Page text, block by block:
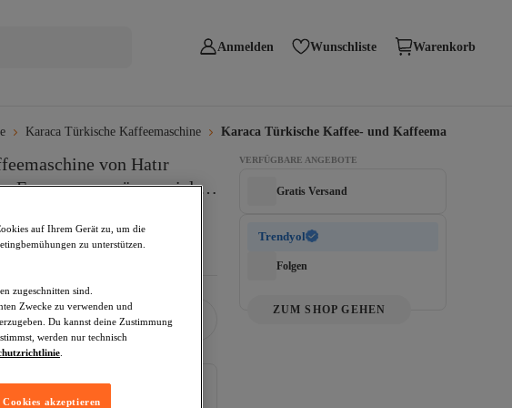
Anmelden Wunschliste Warenkorb
Karaca Türkische Kaffeemaschine Karaca Türkische Kaffee- und Kaffeemaschine von
von Hatır
Fassungsvermögen, viel
VERFÜGBARE ANGEBOTE
Gratis Versand
Trendyol
Folgen
ZUM SHOP GEHEN
auf Ihrem Gerät zu, um die
zu unterstützen.
zugeschnitten sind.
Zwecke zu verwenden und
Du kannst deine Zustimmung
werden nur technisch
Cookies akzeptieren